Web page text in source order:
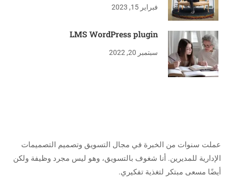
فبراير 15, 2023
LMS WordPress plugin
سبتمبر 20, 2022
عملت سنوات من الخبرة في مجال التسويق وتصميم التصميمات
الإدارية للمديرين. أنا شغوف بالتسويق، وهو ليس مجرد وظيفة ولكن
أيضًا مسعى مبتكر لتغذية تفكيري.